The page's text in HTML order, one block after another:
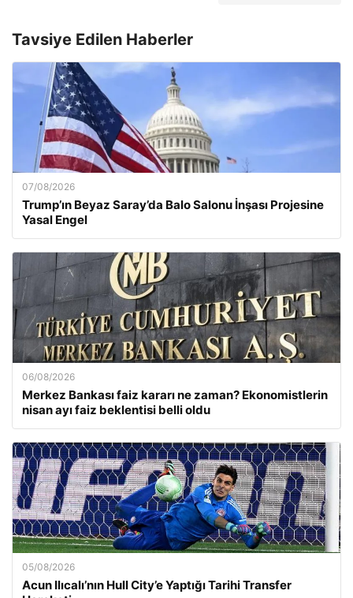
Tavsiye Edilen Haberler
07/08/2026
Trump’ın Beyaz Saray’da Balo Salonu İnşası Projesine
Yasal Engel
06/08/2026
Merkez Bankası faiz kararı ne zaman? Ekonomistlerin
nisan ayı faiz beklentisi belli oldu
05/08/2026
Acun Ilıcalı’nın Hull City’e Yaptığı Tarihi Transfer